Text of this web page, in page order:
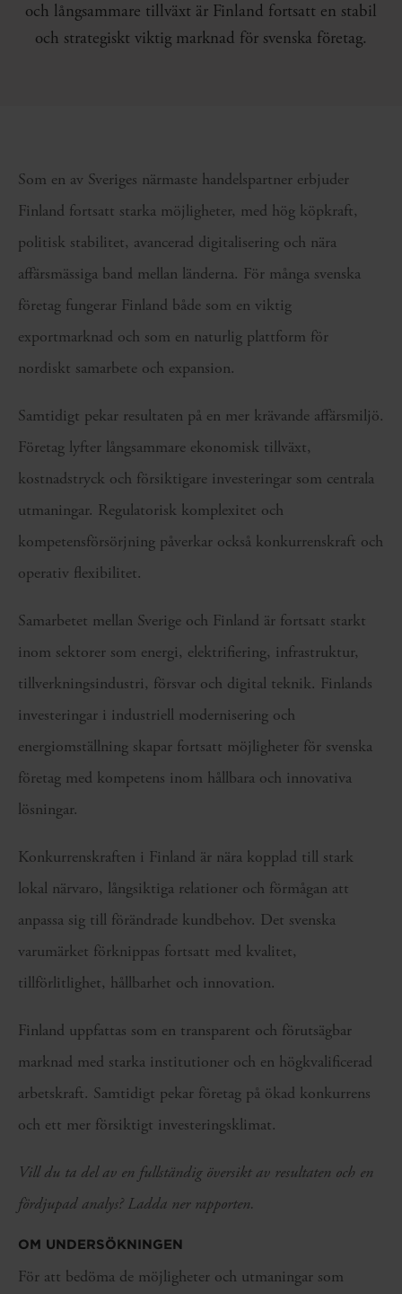
och långsammare tillväxt är Finland fortsatt en stabil
och strategiskt viktig marknad för svenska företag.
Som en av Sveriges närmaste handelspartner erbjuder
Finland fortsatt starka möjligheter, med hög köpkraft,
politisk stabilitet, avancerad digitalisering och nära
affärsmässiga band mellan länderna. För många svenska
företag fungerar Finland både som en viktig
exportmarknad och som en naturlig plattform för
nordiskt samarbete och expansion.
Samtidigt pekar resultaten på en mer krävande affärsmiljö.
Företag lyfter långsammare ekonomisk tillväxt,
kostnadstryck och försiktigare investeringar som centrala
utmaningar. Regulatorisk komplexitet och
kompetensförsörjning påverkar också konkurrenskraft och
operativ flexibilitet.
Samarbetet mellan Sverige och Finland är fortsatt starkt
inom sektorer som energi, elektrifiering, infrastruktur,
tillverkningsindustri, försvar och digital teknik. Finlands
investeringar i industriell modernisering och
energiomställning skapar fortsatt möjligheter för svenska
företag med kompetens inom hållbara och innovativa
lösningar.
Konkurrenskraften i Finland är nära kopplad till stark
lokal närvaro, långsiktiga relationer och förmågan att
anpassa sig till förändrade kundbehov. Det svenska
varumärket förknippas fortsatt med kvalitet,
tillförlitlighet, hållbarhet och innovation.
Finland uppfattas som en transparent och förutsägbar
marknad med starka institutioner och en högkvalificerad
arbetskraft. Samtidigt pekar företag på ökad konkurrens
och ett mer försiktigt investeringsklimat.
Vill du ta del av en fullständig översikt av resultaten och en
fördjupad analys? Ladda ner rapporten.
OM UNDERSÖKNINGEN
För att bedöma de möjligheter och utmaningar som